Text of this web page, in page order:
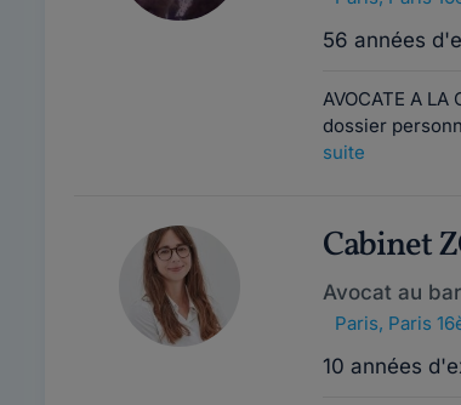
56 années
AVOCATE A
dossier
suite
Cabinet
Avocat au
Paris, Paris
10 années